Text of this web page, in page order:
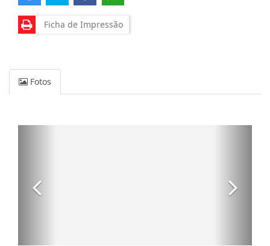
Ficha de Impressão
Fotos